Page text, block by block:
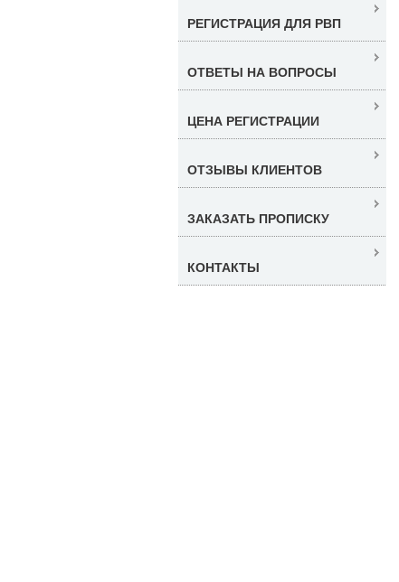
РЕГИСТРАЦИЯ ДЛЯ РВП
ОТВЕТЫ НА ВОПРОСЫ
ЦЕНА РЕГИСТРАЦИИ
ОТЗЫВЫ КЛИЕНТОВ
ЗАКАЗАТЬ ПРОПИСКУ
КОНТАКТЫ